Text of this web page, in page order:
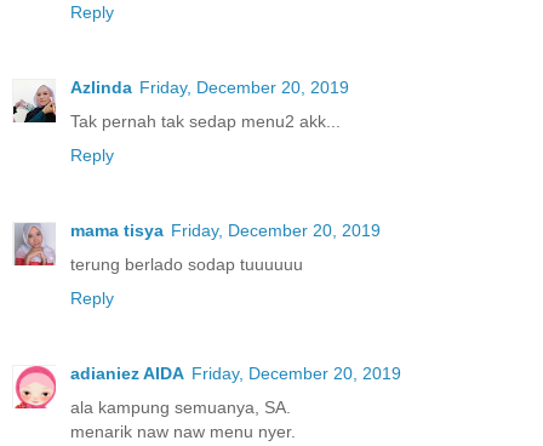
Reply
Azlinda Friday, December 20, 2019
Tak pernah tak sedap menu2 akk...
Reply
mama tisya Friday, December 20, 2019
terung berlado sodap tuuuuuu
Reply
adianiez AIDA Friday, December 20, 2019
ala kampung semuanya, SA.
menarik naw naw menu nyer.